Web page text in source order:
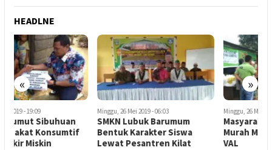
HEADLNE
« »
Minggu, 26 Mei 2019 - 06:03
SMKN Lubuk Barumum
Bentuk Karakter Siswa
Lewat Pesantren Kilat
Minggu, 26 Mei 2019 - 05:53
Masyarakat Serbu Pasar
Murah Migor Perusahaan PT
VAL